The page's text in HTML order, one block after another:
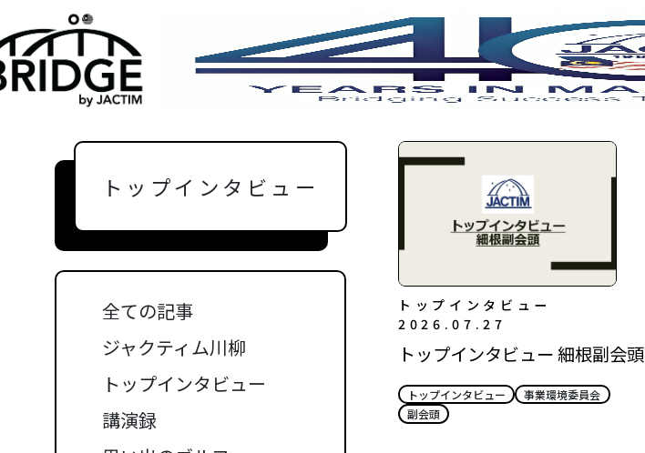
トップインタビュー
全ての記事
ジャクティム川柳
トップインタビュー
講演録
トップインタビュー
2026.07.27
トップインタビュー 細根副会頭
トップインタビュー
事業環境委員会
副会頭